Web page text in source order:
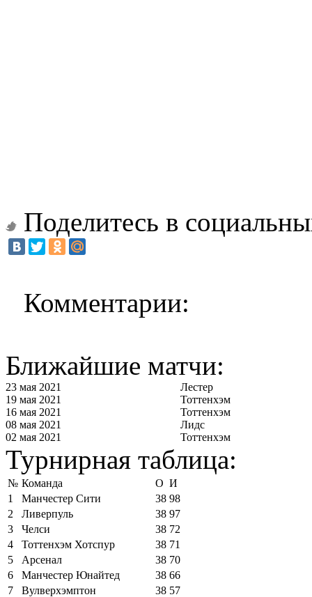
Поделитесь в
Комментарии:
Ближайшие матчи:
23 мая 2021
Лестер
19 мая 2021
Тоттенхэм
16 мая 2021
Тоттенхэм
08 мая 2021
Лидс
02 мая 2021
Тоттенхэм
Турнирная таблица:
№ Команда О И
1
Манчестер Сити 38 98
2
Ливерпуль 38 97
3
Челси 38 72
4
Тоттенхэм Хотспур 38 71
5
Арсенал 38 70
6
Манчестер Юнайтед 38 66
7
Вулверхэмптон 38 57